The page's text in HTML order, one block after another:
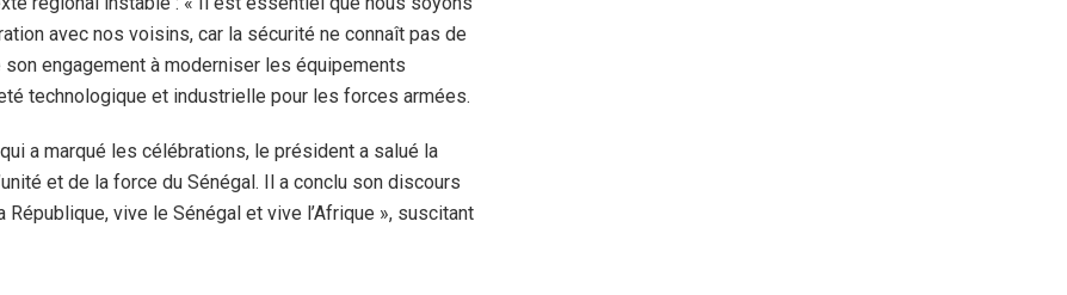
avec nos voisins, car la sécurité ne connaît pas de
engagement à moderniser les équipements
technologique et industrielle pour les forces armées.
a marqué les célébrations, le président a salué la
et de la force du Sénégal. Il a conclu son discours
vive le Sénégal et vive l’Afrique », suscitant